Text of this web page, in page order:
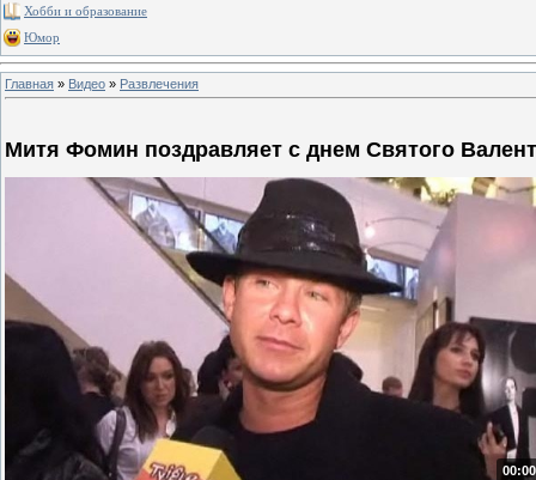
Хобби и образование
Юмор
Главная » Видео » Развлечения
Митя Фомин поздравляет с днем Святого